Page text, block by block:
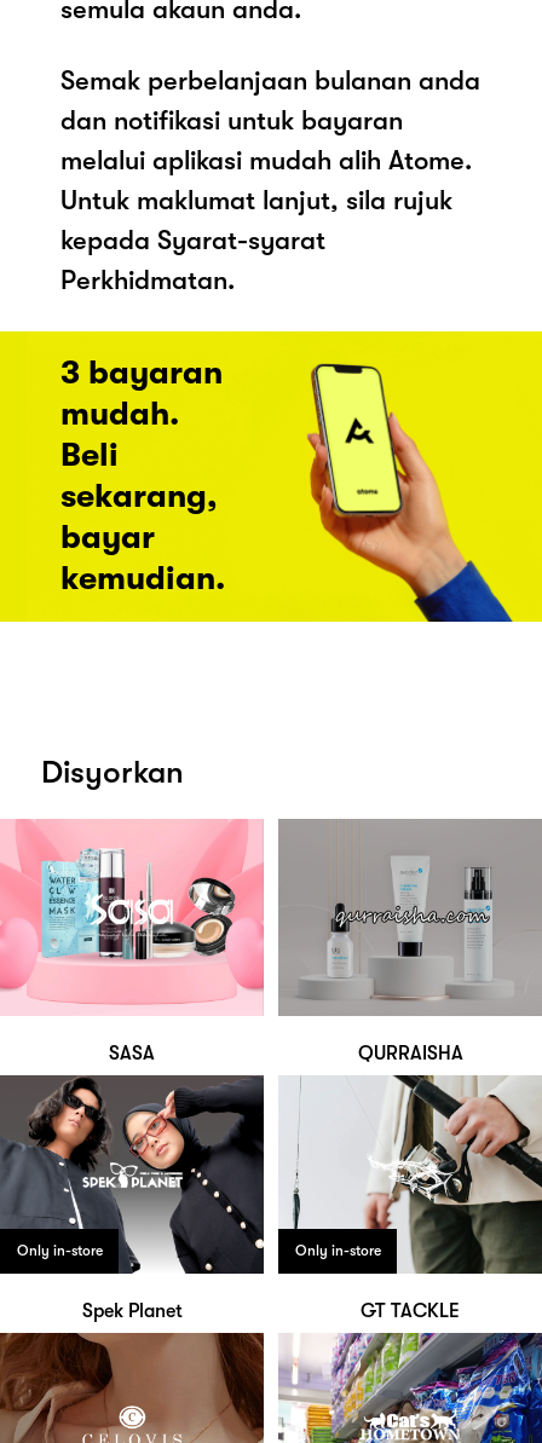
semula akaun anda.
Semak perbelanjaan bulanan anda
dan notifikasi untuk bayaran
melalui aplikasi mudah alih Atome.
Untuk maklumat lanjut, sila rujuk
kepada Syarat-syarat
Perkhidmatan.
3 bayaran
mudah.
Beli
sekarang,
bayar
kemudian.
Disyorkan
SASA QURRAISHA
Only in-store
Spek Planet
Only in-store
GT TACKLE